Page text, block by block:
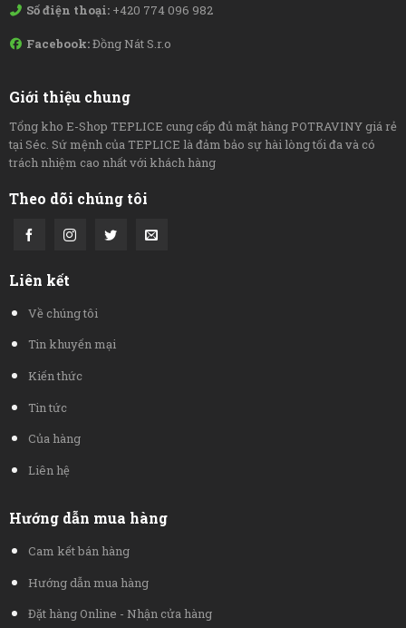
Số điện thoại: +420 774 096 982
Facebook:Đồng Nát S.r.o
Giới thiệu chung
Tổng kho E-Shop TEPLICE cung cấp đủ mặt hàng POTRAVINY giá rẻ
tại Séc. Sứ mệnh của TEPLICE là đảm bảo sự hài lòng tối đa và có
trách nhiệm cao nhất với khách hàng
Theo dõi chúng tôi
Liên kết
Về chúng tôi
Tin khuyến mại
Kiến thức
Tin tức
Của hàng
Liên hệ
Hướng dẫn mua hàng
Cam kết bán hàng
Hướng dẫn mua hàng
Đặt hàng Online - Nhận cửa hàng